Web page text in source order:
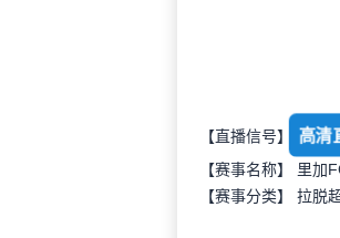
【直播信号】 高清
【赛事名称】 里加
【赛事分类】 拉脱